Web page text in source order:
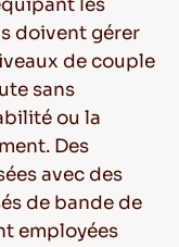
les
doivent gérer
de couple
sans
ou la
Des
avec des
de bande de
employées